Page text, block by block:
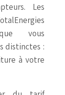
Les
vous
distinctes :
à votre